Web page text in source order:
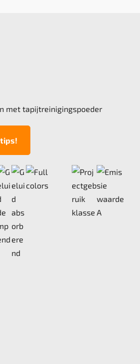
met tapijtreinigingspoeder